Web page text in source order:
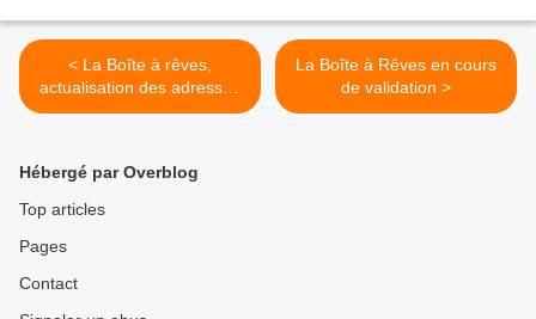
< La Boîte à rêves,
actualisation des adresses
des auteurs
La Boîte à Rêves en cours
de validation >
Hébergé par Overblog
Top articles
Pages
Contact